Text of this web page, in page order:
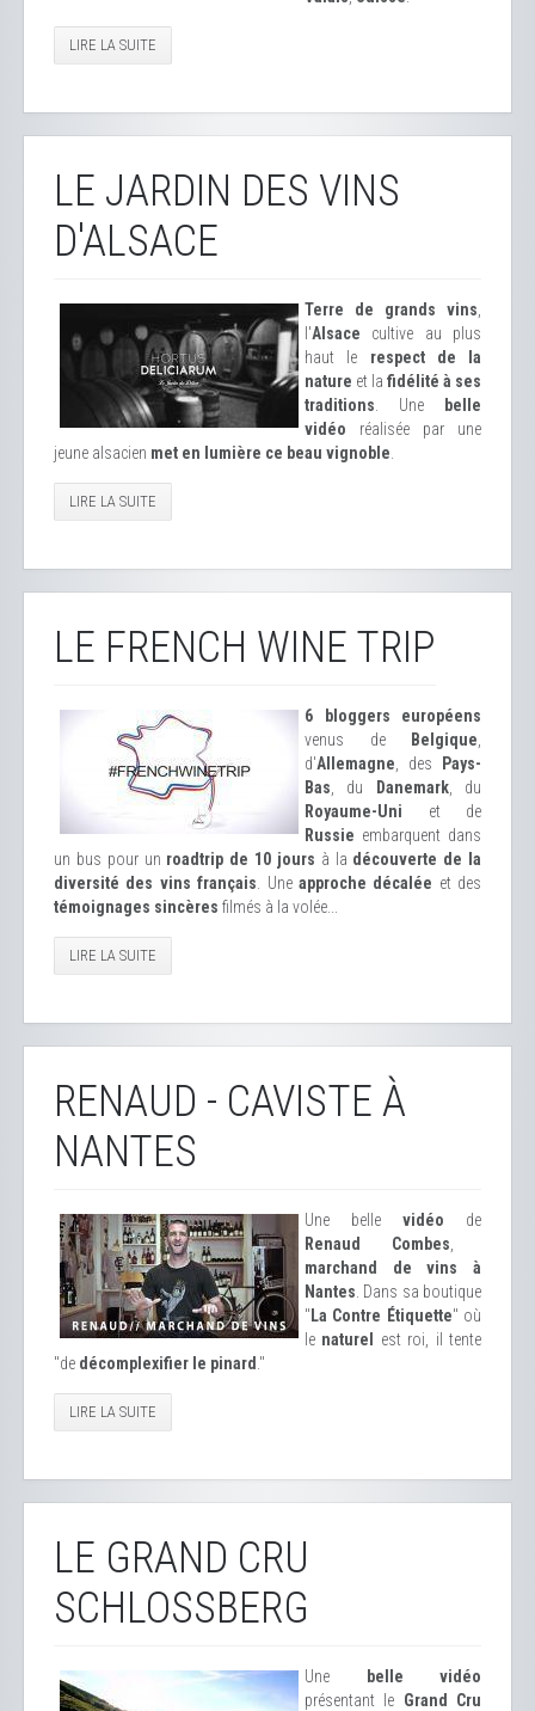
LIRE LA SUITE
LE JARDIN DES VINS
D'ALSACE
Terre de grands vins
l'Alsace cultive au plus
haut le respect de la
nature et la fidélité à ses
traditions . Une belle
vidéo réalisée par une
jeune alsacien met en lumière ce beau vignoble
LIRE LA SUITE
LE FRENCH WINE TRIP
6 bloggers européens
venus de
Belgique
d'Allemagne , des
Pays-
Bas , du Danemark, du
Royaume-Uni et de
Russie embarquent dans
un bus pour un roadtrip de 10 jours à la découverte de la
diversité des vins français . Une approche décalée et des
témoignages sincères filmés à la volée...
LIRE LA SUITE
RENAUD - CAVISTE À
NANTES
Une belle vidéo de
Renaud Combes
marchand de vins à
Nantes . Dans sa boutique
" La Contre Étiquette" où
le naturel
est roi, il tente
"de décomplexifier le pinard ."
LIRE LA SUITE
LE GRAND CRU
SCHLOSSBERG
Une
belle vidéo
présentant le Grand Cru